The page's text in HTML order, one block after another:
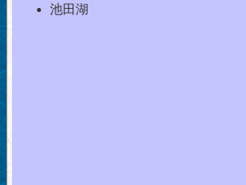
池田湖